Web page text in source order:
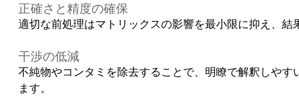
正確さと精度の確保
適切な前処理はマトリックスの影響を最小限に抑え、結
干渉の低減
不純物やコンタミを除去することで、明瞭で解釈しやす
ます。